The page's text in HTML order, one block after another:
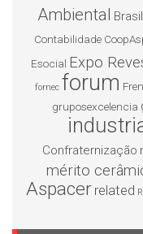
Ambiental Brasil
Contabilidade
Esocial Expo
fornec forum
gruposexcelencia
Confraternização
mérito
Aspacer related